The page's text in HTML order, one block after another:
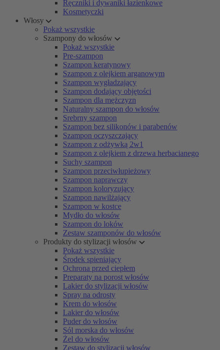
Ręczniki i dywaniki łazienkowe
Kosmetyczki
Włosy
Pokaż wszystkie
Szampony do włosów
Pokaż wszystkie
Pre-szampon
Szampon keratynowy
Szampon z olejkiem arganowym
Szampon wygładzający
Szampon dodający objętości
Szampon dla mężczyzn
Naturalny szampon do włosów
Srebrny szampon
Szampon bez silikonów i parabenów
Szampon oczyszczający
Szampon z odżywką 2w1
Szampon z olejkiem z drzewa herbacianego
Suchy szampon
Szampon przeciwłupieżowy
Szampon naprawczy
Szampon koloryzujący
Szampon nawilżający
Szampon w kostce
Mydło do włosów
Szampon do loków
Zestaw szamponów do włosów
Produkty do stylizacji włosów
Pokaż wszystkie
Środek spieniający
Ochrona przed ciepłem
Preparaty na porost włosów
Lakier do stylizacji włosów
Spray na odrosty
Krem do włosów
Lakier do włosów
Puder do włosów
Sól morska do włosów
Żel do włosów
Zestaw do stylizacji włosów